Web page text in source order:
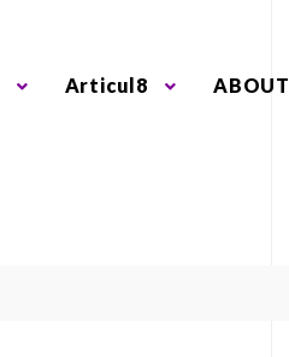
Articul8 ABOUT